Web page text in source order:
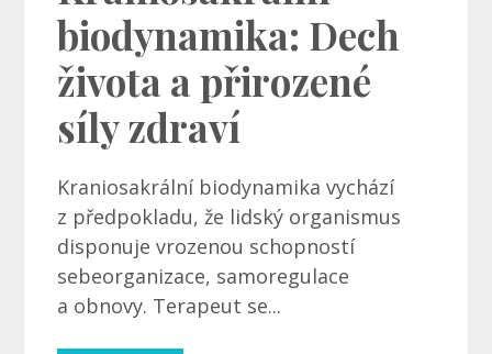
biodynamika: Dech
života a přirozené
síly zdraví
Kraniosakrální biodynamika vychází
z předpokladu, že lidský organismus
disponuje vrozenou schopností
sebeorganizace, samoregulace
a obnovy. Terapeut se...